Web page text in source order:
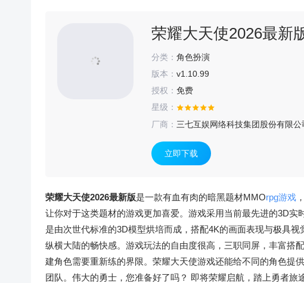
荣耀大天使2026最新
分类： 角色扮演
版本： v1.10.99
授权： 免费
星级：
厂商： 三七互娱网络科技集团股份有限公
立即下载
荣耀大天使2026最新版是一款有血有肉的暗黑题材MMOrpg游戏
让你对于这类题材的游戏更加喜爱。游戏采用当前最先进的3D
是由次世代标准的3D模型烘培而成，搭配4K的画面表现与极具
纵横大陆的畅快感。游戏玩法的自由度很高，三职同屏，丰富搭
建角色需要重新练的界限。荣耀大天使游戏还能给不同的角色提
团队。伟大的勇士，您准备好了吗？ 即将荣耀启航，踏上勇者旅